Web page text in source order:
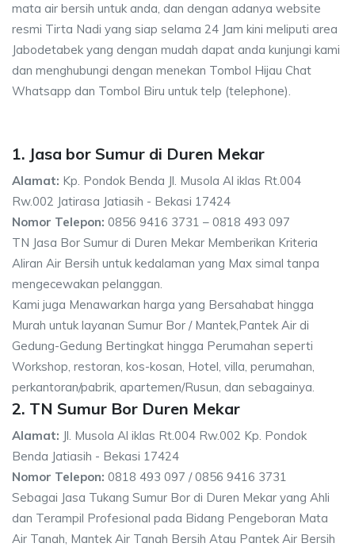
mata air bersih untuk anda, dan dengan adanya website
resmi Tirta Nadi yang siap selama 24 Jam kini meliputi area
Jabodetabek yang dengan mudah dapat anda kunjungi kami
dan menghubungi dengan menekan Tombol Hijau Chat
Whatsapp dan Tombol Biru untuk telp (telephone).
1. Jasa bor Sumur di Duren Mekar
Alamat: Kp. Pondok Benda Jl. Musola Al iklas Rt.004
Rw.002 Jatirasa Jatiasih - Bekasi 17424
Nomor Telepon: 0856 9416 3731 – 0818 493 097
TN Jasa Bor Sumur di Duren Mekar Memberikan Kriteria
Aliran Air Bersih untuk kedalaman yang Max simal tanpa
mengecewakan pelanggan.
Kami juga Menawarkan harga yang Bersahabat hingga
Murah untuk layanan Sumur Bor / Mantek,Pantek Air di
Gedung-Gedung Bertingkat hingga Perumahan seperti
Workshop, restoran, kos-kosan, Hotel, villa, perumahan,
perkantoran/pabrik, apartemen/Rusun, dan sebagainya.
2. TN Sumur Bor Duren Mekar
Alamat: Jl. Musola Al iklas Rt.004 Rw.002 Kp. Pondok
Benda Jatiasih - Bekasi 17424
Nomor Telepon: 0818 493 097 / 0856 9416 3731
Sebagai Jasa Tukang Sumur Bor di Duren Mekar yang Ahli
dan Terampil Profesional pada Bidang Pengeboran Mata
Air Tanah, Mantek Air Tanah Bersih Atau Pantek Air Bersih